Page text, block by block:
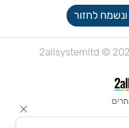
לחזור
2allsystemltd ©